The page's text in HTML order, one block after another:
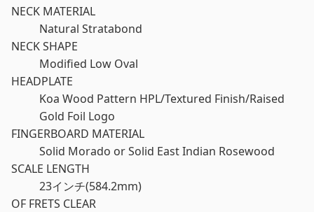
NECK MATERIAL
Natural Stratabond
NECK SHAPE
Modified Low Oval
HEADPLATE
Koa Wood Pattern HPL/Textured Finish/Raised
Gold Foil Logo
FINGERBOARD MATERIAL
Solid Morado or Solid East Indian Rosewood
SCALE LENGTH
23インチ(584.2mm)
OF FRETS CLEAR